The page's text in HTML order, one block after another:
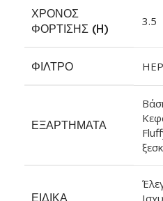
ΧΡΌΝΟΣ
ΦΌΡΤΙΣΗΣ (H)
3.5
ΦΊΛΤΡΟ
ΕΞΑΡΤΉΜΑΤΑ
ΕΙΔΙΚΆ